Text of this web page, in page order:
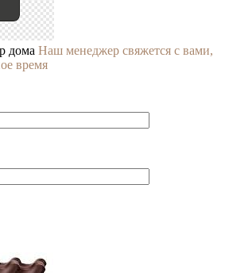
дома Наш менеджер свяжется с вами,
время